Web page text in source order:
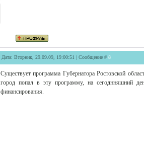
Дата: Вторник, 29.09.09, 19:00:51 | Сообщение # 8
Существует программа Губернатора Ростовской
город попал в эту программу, на сегоднняшний
финансирования.